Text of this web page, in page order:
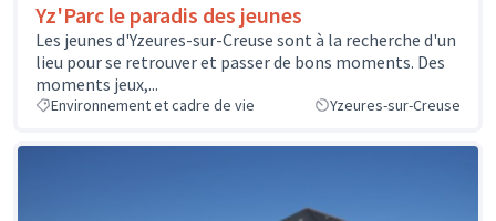
Yz'Parc le paradis des jeunes
Les jeunes d'Yzeures-sur-Creuse sont à la recherche d'un
lieu pour se retrouver et passer de bons moments. Des
moments jeux,...
Environnement et cadre de vie Yzeures-sur-Creuse